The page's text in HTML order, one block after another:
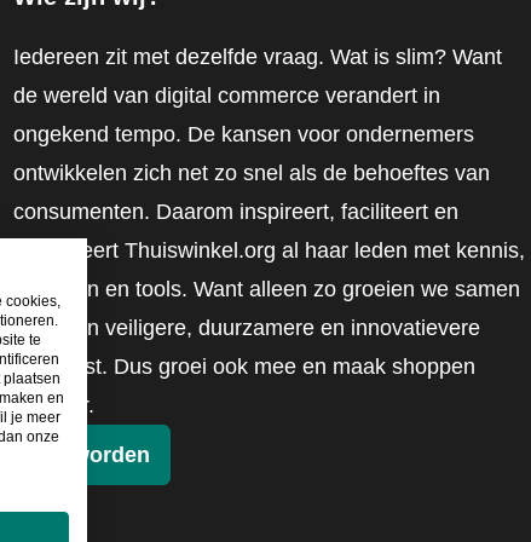
Iedereen zit met dezelfde vraag. Wat is slim? Want
de wereld van digital commerce verandert in
ongekend tempo. De kansen voor ondernemers
ontwikkelen zich net zo snel als de behoeftes van
consumenten. Daarom inspireert, faciliteert en
mobiliseert Thuiswinkel.org al haar leden met kennis,
inzichten en tools. Want alleen zo groeien we samen
naar een veiligere, duurzamere en innovatievere
toekomst. Dus groei ook mee en maak shoppen
slimmer.
Lid worden
cookies,
te
plaatsen
en
je meer
onze